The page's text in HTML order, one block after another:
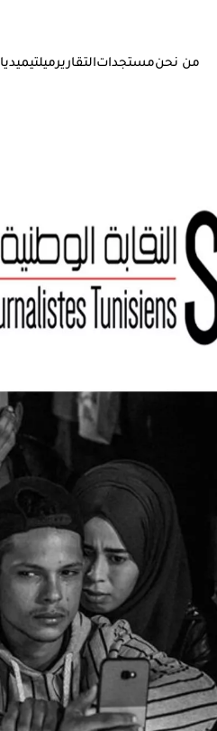
من نحنمستجداتالتقاريرميلتيميديا